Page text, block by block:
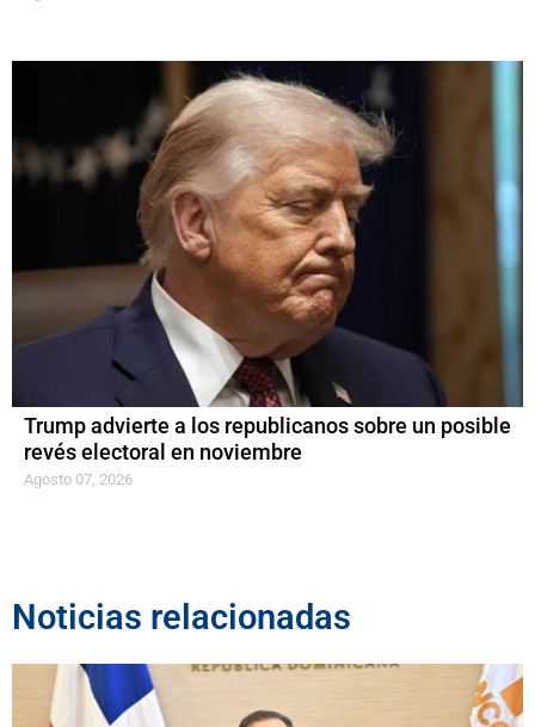
Trump advierte a los republicanos sobre un posible
revés electoral en noviembre
Agosto 07, 2026
Noticias relacionadas